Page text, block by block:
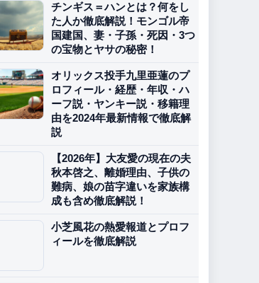
チンギス＝ハンとは？何をし
た人か徹底解説！モンゴル帝
国建国、妻・子孫・死因・3つ
の宝物とヤサの秘密！
オリックス投手九里亜蓮のプ
ロフィール・経歴・年収・ハ
ーフ説・ヤンキー説・移籍理
由を2024年最新情報で徹底解
説
【2026年】大友愛の現在の夫
秋本啓之、離婚理由、子供の
難病、娘の苗字違いを家族構
成も含め徹底解説！
小芝風花の熱愛報道とプロフ
ィールを徹底解説